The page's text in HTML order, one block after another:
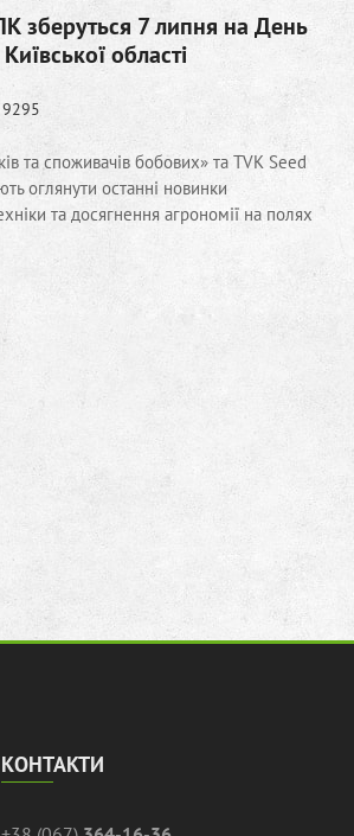
зберуться 7 липня на День
області
9295
та споживачів бобових» та TVK Seed
оглянути останні новинки
та досягнення агрономії на полях
КОНТАКТИ